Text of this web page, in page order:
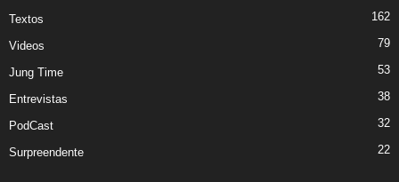
Textos 162
Videos 79
Jung Time 53
Entrevistas 38
PodCast 32
Surpreendente 22